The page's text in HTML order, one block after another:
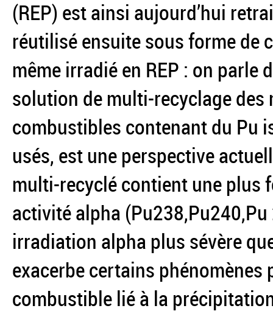
(REP) est ainsi aujourd’hui
réutilisé ensuite sous forme de
même irradié en REP : on
solution de multi-recyclage des
combustibles contenant du Pu
usés, est une perspective
multi-recyclé contient une plus
activité alpha
irradiation alpha plus sévère
exacerbe certains
combustible lié à la